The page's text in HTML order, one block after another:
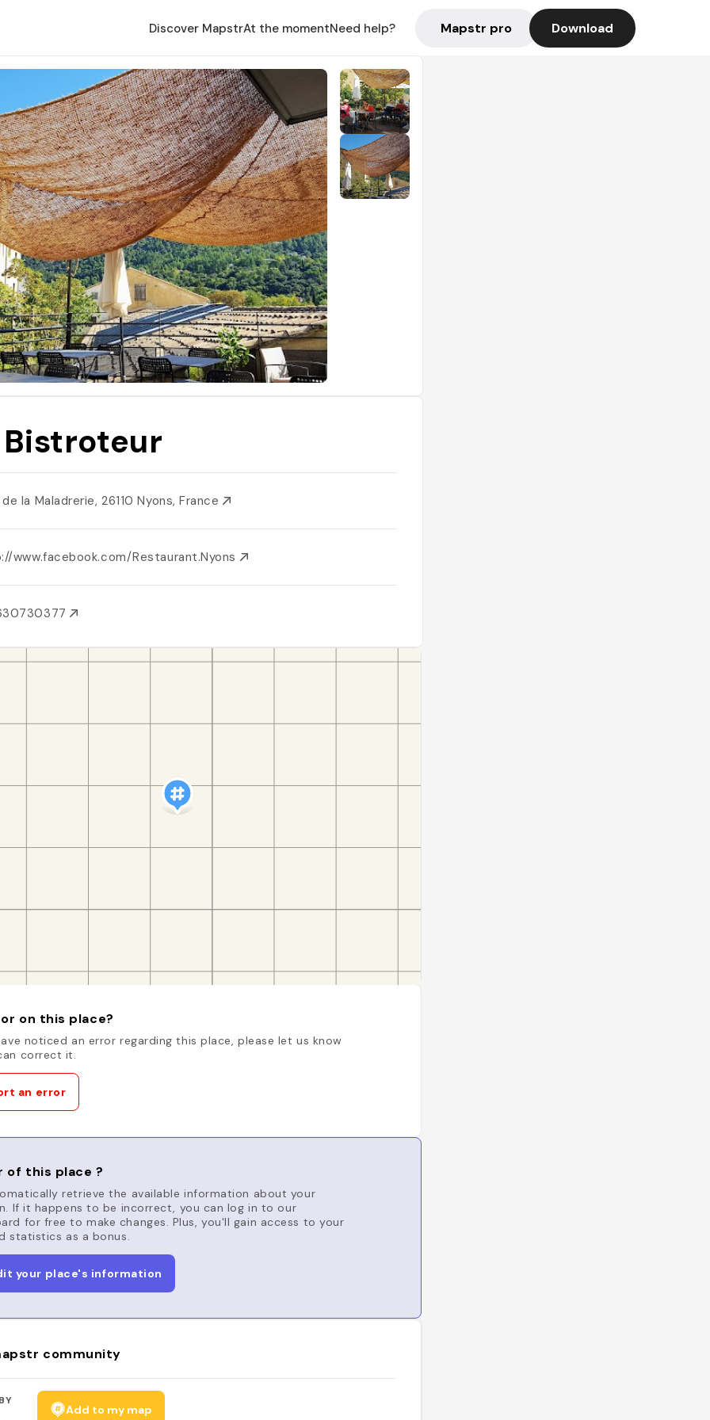
Discover MapstrAt the momentNeed help? Mapstr pro Download
Bistroteur
de la Maladrerie, 26110 Nyons, France
www.facebook.com/Restaurant.Nyons
on this place?
noticed an error regarding this place, please let us know
correct it.
an error
of this place ?
retrieve the available information about your
If it happens to be incorrect, you can log in to our
for free to make changes. Plus, you'll gain access to your
statistics as a bonus.
your place's information
community
Add to my map